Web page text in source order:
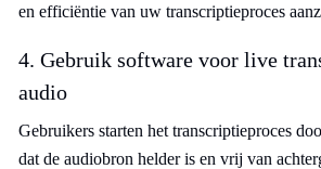
en efficiëntie van uw transcriptieproces
4. Gebruik software voor live
audio
Gebruikers starten het transcriptieproces
dat de audiobron helder is en vrij van